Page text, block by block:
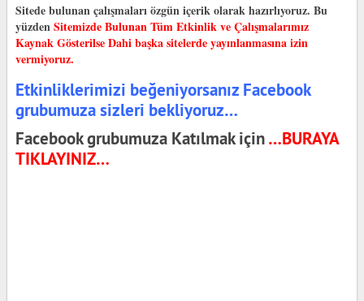
Sitede bulunan çalışmaları özgün içerik olarak hazırlıyoruz. Bu
yüzdenSitemizde Bulunan Tüm Etkinlik ve Çalışmalarımız
Kaynak Gösterilse Dahi başka sitelerde yayınlanmasına izin
vermiyoruz.
Etkinliklerimizi beğeniyorsanız Facebook
grubumuza sizleri bekliyoruz…
Facebook grubumuza Katılmak için…BURAYA
TIKLAYINIZ…